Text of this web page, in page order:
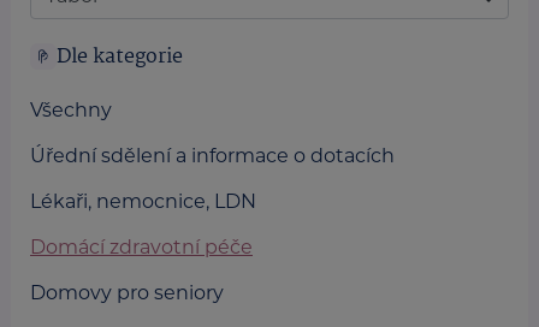
Dle kategorie
Všechny
Úřední sdělení a informace o dotacích
Lékaři, nemocnice, LDN
Domácí zdravotní péče
Domovy pro seniory